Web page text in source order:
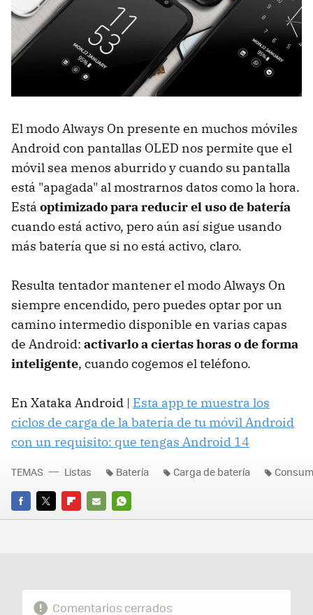
El modo Always On presente en muchos móviles
Android con pantallas OLED nos permite que el
móvil sea menos aburrido y cuando su pantalla
está "apagada" al mostrarnos datos como la hora.
Está optimizado para reducir el uso de batería
cuando está activo, pero aún así sigue usando
más batería que si no está activo, claro.
Resulta tentador mantener el modo Always On
siempre encendido, pero puedes optar por un
camino intermedio disponible en varias capas
de Android: activarlo a ciertas horas o de forma
inteligente, cuando cogemos el teléfono.
En Xataka Android | Esta app te muestra los
ciclos de carga de la batería de tu móvil Android
con un requisito: que tengas Android 14
FACEBOOK
TWITTERFLIPBOARD
E-
WHATSAPP
TEMAS Listas Batería Carga de batería
Comentarios cerrados